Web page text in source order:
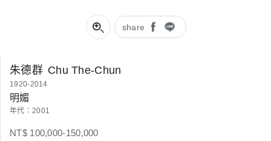
share
朱德群 Chu The-Chun
1920-2014
明媚
年代：2001
NT$ 100,000-150,000